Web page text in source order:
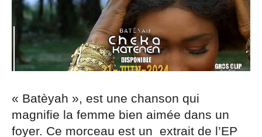
« Batèyah », est une chanson qui
magnifie la femme bien aimée dans un
foyer. Ce morceau est un extrait de l’EP